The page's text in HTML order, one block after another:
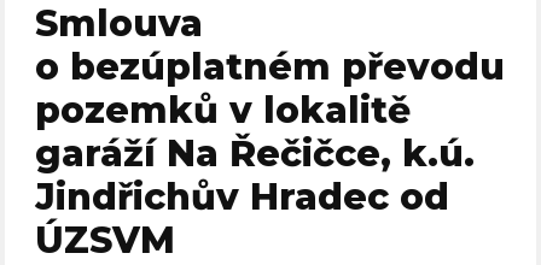
Smlouva
o bezúplatném převodu
pozemků v lokalitě
garáží Na Řečičce, k.ú.
Jindřichův Hradec od
ÚZSVM